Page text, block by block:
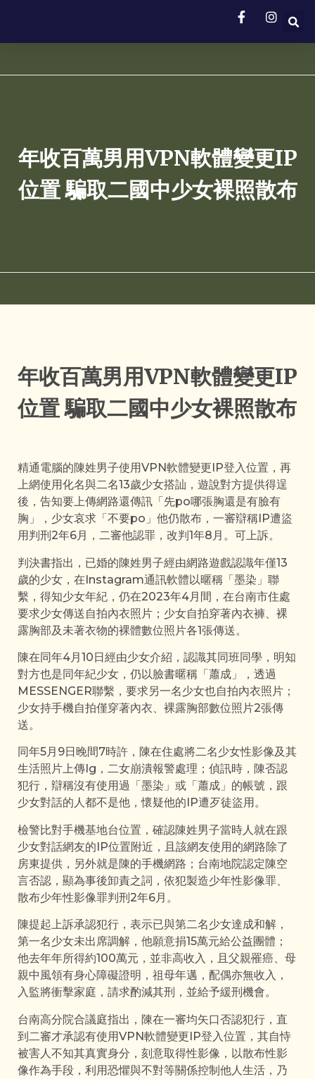
年收百萬男用VPN軟體變更IP
位置 騙取二國中少女裸照散布
年收百萬男用VPN軟體變更IP
位置 騙取二國中少女裸照散布
精通電腦的陳姓男子使用VPN軟體變更IP登入位置，再
上網使用化名與二名13歲少女搭訕，遊說對方提供得逞
後，告知要上傳網路還傳訊「先po哪張胸還是有臉有
胸」，少女哀求「不要po」他仍散布，一審辯稱IP遭盜
用判刑2年6月，二審他認罪，改判1年8月。可上訴。
判決書指出，已婚的陳姓男子經由網路遊戲認識年僅13
歲的少女，在Instagram通訊軟體以暱稱「墨染」聯
繫，得知少女年紀，仍在2023年4月間，在台南市住處
要求少女傳送自拍內衣照片；少女自拍穿著內衣褲、裸
露胸部及未著衣物的裸體數位照片各1張傳送。
陳在同年4月10日經由少女介紹，認識其同班同學，明知
對方也是同年紀少女，仍以臉書暱稱「蕭成」，透過
MESSENGER聯繫，要求另一名少女也自拍內衣照片；
少女持手機自拍僅穿著內衣、裸露胸部數位照片2張傳
送。
同年5月9日晚間7時許，陳在住處將二名少女性影像及其
生活照片上傳Ig，二女崩潰報警處理；偵訊時，陳否認
犯行，辯稱沒有使用過「墨染」或「蕭成」的帳號，跟
少女對話的人都不是他，懷疑他的IP遭歹徒盜用。
檢警比對手機基地台位置，確認陳姓男子當時人就在跟
少女對話網友的IP位置附近，且該網友使用的網路除了
房東提供，另外就是陳的手機網路；台南地院認定陳空
言否認，顯為事後卸責之詞，依犯製造少年性影像罪、
散布少年性影像罪判刑2年6月。
陳提起上訴承認犯行，表示已與第二名少女達成和解，
第一名少女未出席調解，他願意捐15萬元給公益團體；
他去年年所得約100萬元，並非高收入，且父親罹癌、母
親中風領有身心障礙證明，祖母年邁，配偶亦無收入，
入監將衝擊家庭，請求酌減其刑，並給予緩刑機會。
台南高分院合議庭指出，陳在一審均矢口否認犯行，直
到二審才承認有使用VPN軟體變更IP登入位置，其自恃
被害人不知其真實身分，刻意取得性影像，以散布性影
像作為手段，利用恐懼與不對等關係控制他人生活，乃